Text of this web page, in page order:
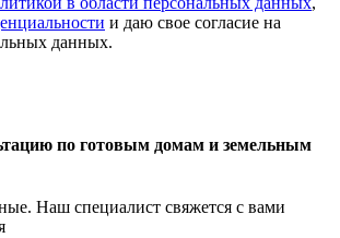
и даю свое согласие на
данных.
по готовым домам и земельным
Наш специалист свяжется с вами